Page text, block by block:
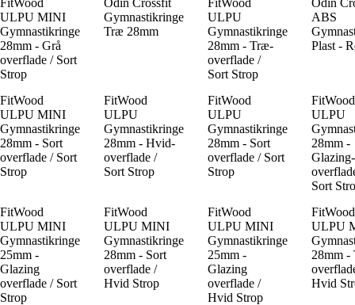
ULPU MINI
Gymnastikringe
28mm - Grå
overflade / Sort
Strop
Gymnastikringe
Træ 28mm
ULPU
Gymnastikringe
28mm - Træ-
overflade /
Sort Strop
ABS
Plast -
FitWood
ULPU MINI
Gymnastikringe
28mm - Sort
overflade / Sort
Strop
FitWood
ULPU
Gymnastikringe
28mm - Hvid-
overflade /
Sort Strop
FitWood
ULPU
Gymnastikringe
28mm - Sort
overflade / Sort
Strop
FitWood
ULPU
28mm -
Glazing-
Sort
FitWood
ULPU MINI
Gymnastikringe
25mm -
Glazing
overflade / Sort
Strop
FitWood
ULPU MINI
Gymnastikringe
28mm - Sort
overflade /
Hvid Strop
FitWood
ULPU MINI
Gymnastikringe
25mm -
Glazing
overflade /
Hvid Strop
FitWood
ULPU
28mm -
Hvid